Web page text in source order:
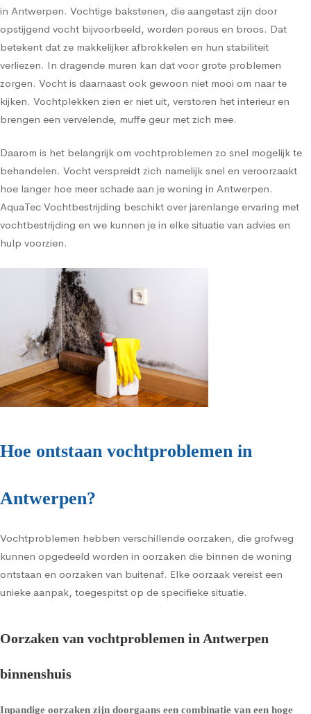
in Antwerpen. Vochtige bakstenen, die aangetast zijn door
opstijgend vocht bijvoorbeeld, worden poreus en broos. Dat
betekent dat ze makkelijker afbrokkelen en hun stabiliteit
verliezen. In dragende muren kan dat voor grote problemen
zorgen. Vocht is daarnaast ook gewoon niet mooi om naar te
kijken. Vochtplekken zien er niet uit, verstoren het interieur en
brengen een vervelende, muffe geur met zich mee.
Daarom is het belangrijk om vochtproblemen zo snel mogelijk te
behandelen. Vocht verspreidt zich namelijk snel en veroorzaakt
hoe langer hoe meer schade aan je woning in Antwerpen.
AquaTec Vochtbestrijding beschikt over jarenlange ervaring met
vochtbestrijding en we kunnen je in elke situatie van advies en
hulp voorzien.
Hoe ontstaan vochtproblemen in
Antwerpen?
Vochtproblemen hebben verschillende oorzaken, die grofweg
kunnen opgedeeld worden in oorzaken die binnen de woning
ontstaan en oorzaken van buitenaf. Elke oorzaak vereist een
unieke aanpak, toegespitst op de specifieke situatie.
Oorzaken van vochtproblemen in Antwerpen
binnenshuis
Inpandige oorzaken zijn doorgaans een combinatie van een hoge